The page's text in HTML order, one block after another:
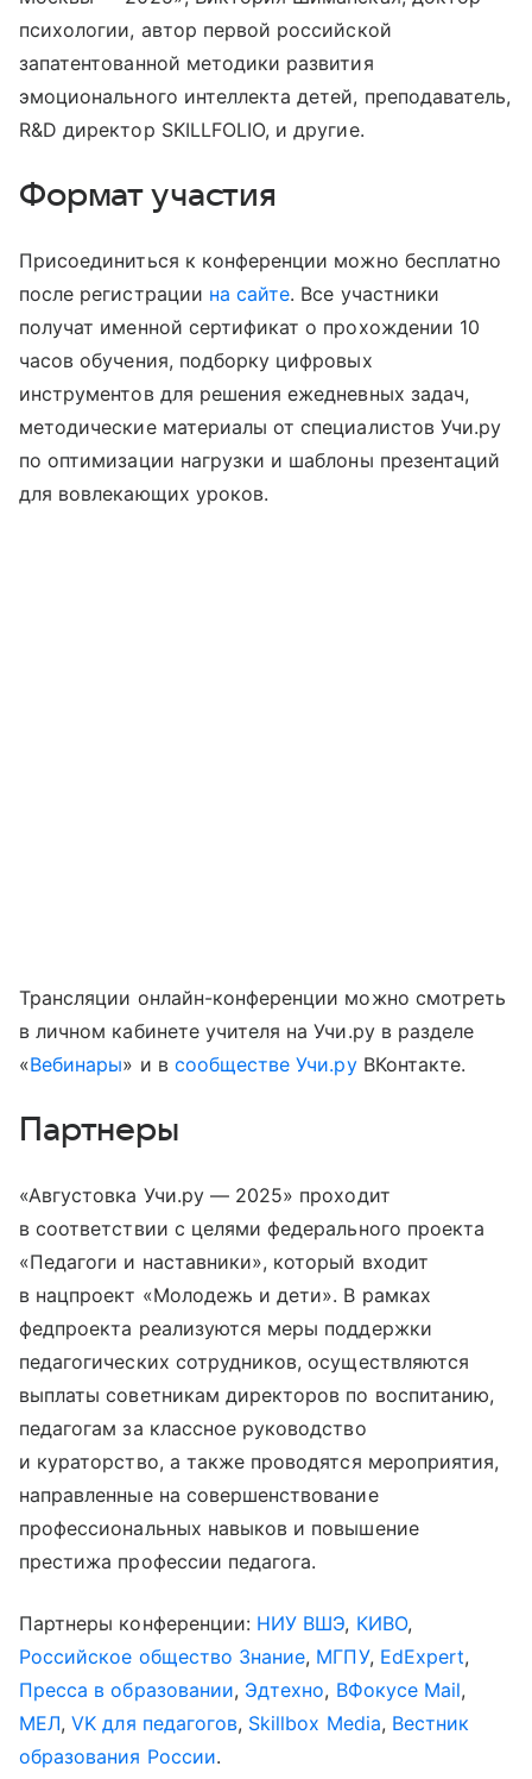
психологии, автор первой российской
запатентованной методики развития
эмоционального интеллекта детей, преподаватель,
R&D директор SKILLFOLIO, и другие.
Формат участия
Присоединиться к конференции можно бесплатно
после регистрации на сайте. Все участники
получат именной сертификат о прохождении 10
часов обучения, подборку цифровых
инструментов для решения ежедневных задач,
методические материалы от специалистов Учи.ру
по оптимизации нагрузки и шаблоны презентаций
для вовлекающих уроков.
Трансляции онлайн-конференции можно смотреть
в личном кабинете учителя на Учи.ру в разделе
«Вебинары» и в сообществе Учи.руВКонтакте.
Партнеры
«Августовка Учи.ру — 2025» проходит
в соответствии с целями федерального проекта
«Педагоги и наставники», который входит
в нацпроект «Молодежь и дети». В рамках
федпроекта реализуются меры поддержки
педагогических сотрудников, осуществляются
выплаты советникам директоров по воспитанию,
педагогам за классное руководство
и кураторство, а также проводятся мероприятия,
направленные на совершенствование
профессиональных навыков и повышение
престижа профессии педагога.
Партнеры конференции: НИУ ВШЭ, КИВО,
Российское общество Знание, МГПУ, EdExpert,
Пресса в образовании, Эдтехно, ВФокусе Mail,
МЕЛ, VK для педагогов, Skillbox Media, Вестник
образования России.